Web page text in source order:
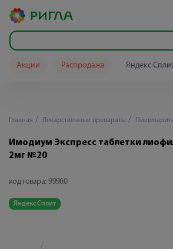
Акции Распродажа Яндекс
Главная Лекарственные препараты
Имодиум Экспресс таблетки
2мг №20
код товара: 99960
Яндекс Сплит